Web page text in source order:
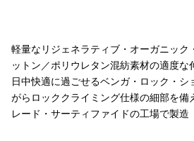
軽量なリジェネラティブ・オーガニック
ットン／ポリウレタン混紡素材の適度な
日中快適に過ごせるベンガ・ロック・シ
がらロッククライミング仕様の細部を備
レード・サーティファイドの工場で製造